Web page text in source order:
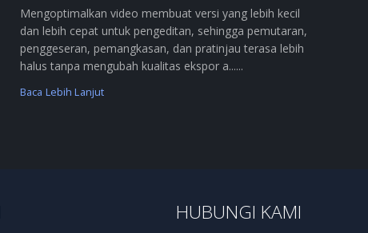
Mengoptimalkan video membuat versi yang lebih kecil
dan lebih cepat untuk pengeditan, sehingga pemutaran,
penggeseran, pemangkasan, dan pratinjau terasa lebih
halus tanpa mengubah kualitas ekspor a......
Baca Lebih Lanjut
HUBUNGI KAMI